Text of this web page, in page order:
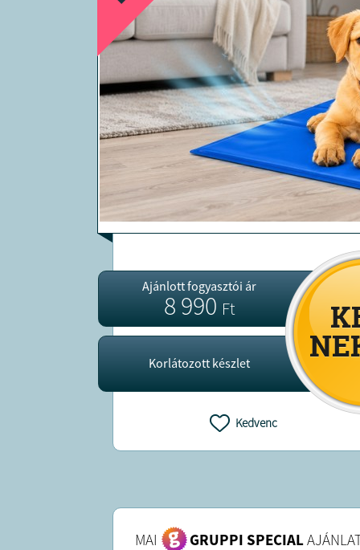
Ajánlott fogyasztói ár
8 990Ft
Korlátozott készlet
Kedvenc
MAI GRUPPI SPECIAL